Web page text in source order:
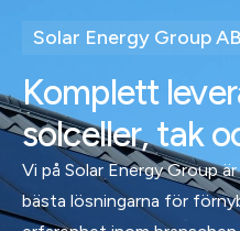
Om oss
Våra projekt
Solcellsbloggen
Solar Energy Group AB
Komplett
solceller, tak
Vi på Solar Energy Group
bästa lösningarna för